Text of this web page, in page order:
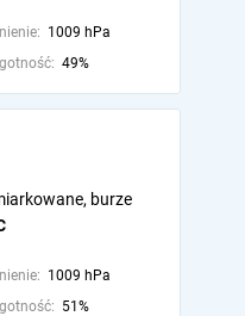
1009 hPa
49%
burze
1009 hPa
51%